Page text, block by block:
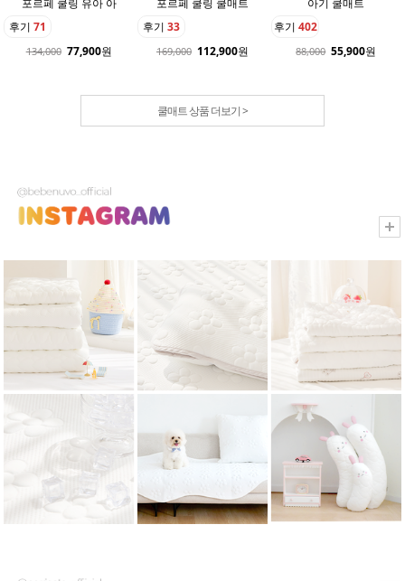
후기71
134,000 77,900원
후기33
169,000 112,900원
후기 402
88,000 55,900원
쿨매트 상품 더보기 >